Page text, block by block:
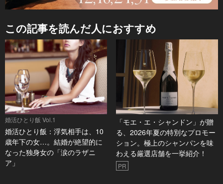
この記事を読んだ人におすすめ
婚活ひとり飯 Vol.1
婚活ひとり飯：浮気相手は、10
歳年下の女…。結婚が絶望的に
なった独身女の「涙のラザニ
ア」
「モエ・エ・シャンドン」が贈
る、2026年夏の特別なプロモー
ション。極上のシャンパンを味
わえる厳選店舗を一挙紹介！
PR